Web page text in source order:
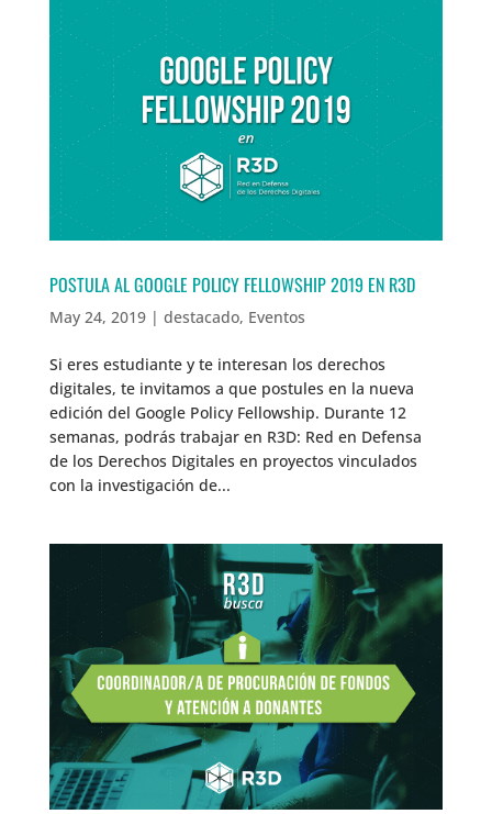
POSTULA AL GOOGLE POLICY FELLOWSHIP 2019 EN R3D
May 24, 2019| destacado, Eventos
Si eres estudiante y te interesan los derechos
digitales, te invitamos a que postules en la nueva
edición del Google Policy Fellowship. Durante 12
semanas, podrás trabajar en R3D: Red en Defensa
de los Derechos Digitales en proyectos vinculados
con la investigación de...